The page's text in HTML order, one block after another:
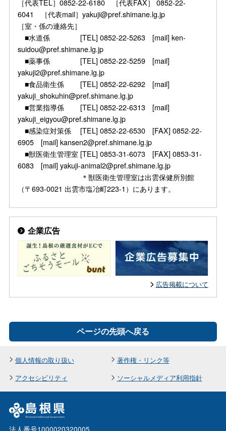
［代表TEL］0852-22-6180 ［代表FAX］ 0852-22-
6041 ［代表mail］yakuji@pref.shimane.lg.jp
［室・係の連絡先］
■水道係 [TEL] 0852-22-5263 [mail] ken-
suidou@pref.shimane.lg.jp
■薬事係 [TEL] 0852-22-5259 [mail]
yakuji2@pref.shimane.lg.jp
■食品衛生係 [TEL] 0852-22-6292 [mail]
yakuji_shokuhin@pref.shimane.lg.jp
■営業指導係 [TEL] 0852-22-6313 [mail]
yakuji_eigyou@pref.shimane.lg.jp
■感染症対策係 [TEL] 0852-22-6530 [FAX] 0852-22-
6905 [mail] kansen2@pref.shimane.lg.jp
■獣医衛生管理室 [TEL] 0853-31-6073 [FAX] 0853-31-
6083 [mail] yakuji-animal2@pref.shimane.lg.jp
＊獣医衛生管理室は出雲保健所別館
（〒693-0021 出雲市塩冶町223-1）にあります。
企業広告
広告掲載について
ページの先頭へ戻る
個人情報の取り扱い
著作権・リンク等
アクセシビリティ
ソーシャルメディア利用指針
法人番号1000020320005